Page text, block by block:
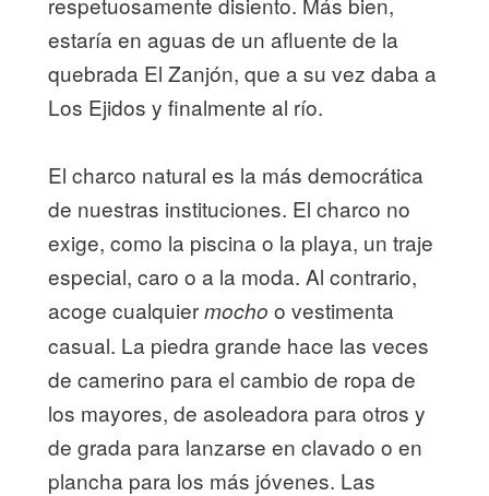
estaría en aguas de un afluente de la
quebrada El Zanjón, que a su vez daba a
Los Ejidos y finalmente al río.
El charco natural es la más democrática
de nuestras instituciones. El charco no
exige, como la piscina o la playa, un traje
especial, caro o a la moda. Al contrario,
acoge cualquiermocho o vestimenta
casual. La piedra grande hace las veces
de camerino para el cambio de ropa de
los mayores, de asoleadora para otros y
de grada para lanzarse en clavado o en
plancha para los más jóvenes. Las